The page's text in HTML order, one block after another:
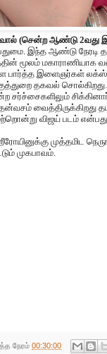
(சென்ற ஆண்டு 2வது
இந்த ஆண்டு நேரடி
மூலம் மகாராணியாக
இளைஞர்கள் லக்ஸ்
தகவல்
வைத்திருக்கிறது
விஜய் படம்
முத்தமிட
முகபாவம்.
நேரம் 00:30:00